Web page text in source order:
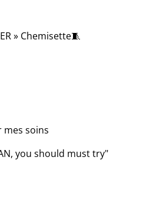
» Chemisette🧵
mes soins
you should must try"